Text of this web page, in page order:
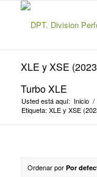
XLE y XSE
Turbo XLE
Usted está aquí: Inicio /
Etiqueta: XLE y XSE
Ordenar por Por